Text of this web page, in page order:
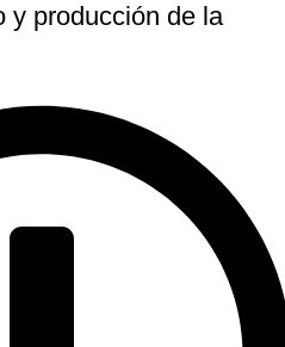
y producción de la